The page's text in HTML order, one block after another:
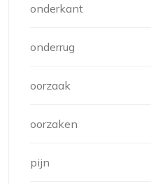
onderkant
onderrug
oorzaak
oorzaken
pijn